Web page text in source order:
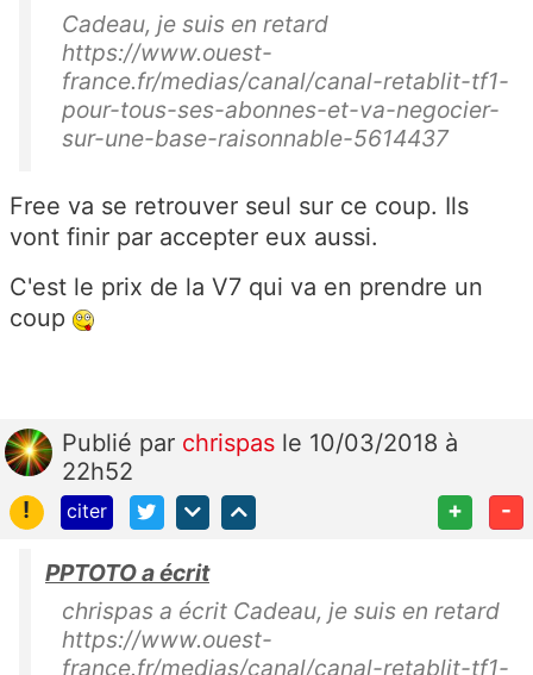
Cadeau, je suis en retard
https://www.ouest-
france.fr/medias/canal/canal-retablit-tf1-
pour-tous-ses-abonnes-et-va-negocier-
sur-une-base-raisonnable-5614437
Free va se retrouver seul sur ce coup. Ils
vont finir par accepter eux aussi.
C'est le prix de la V7 qui va en prendre un
coup
Publié par chrispas le 10/03/2018 à
22h52
!
citer + -
PPTOTO a écrit
chrispas a écrit Cadeau, je suis en retard
https://www.ouest-
france.fr/medias/canal/canal-retablit-tf1-